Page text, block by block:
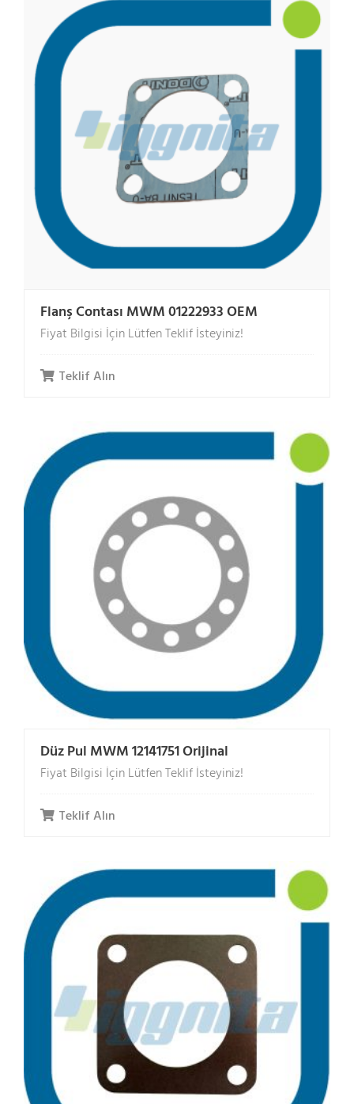
Flanş Contası MWM 01222933 OEM
Fiyat Bilgisi İçin Lütfen Teklif İsteyiniz!
Teklif Alın
Düz Pul MWM 12141751 Orijinal
Fiyat Bilgisi İçin Lütfen Teklif İsteyiniz!
Teklif Alın